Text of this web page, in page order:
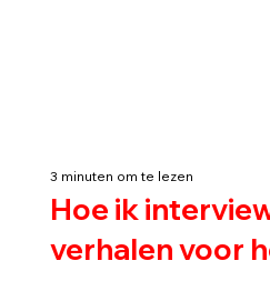
Hoe ik
verhalen voor
3 minuten om te lezen